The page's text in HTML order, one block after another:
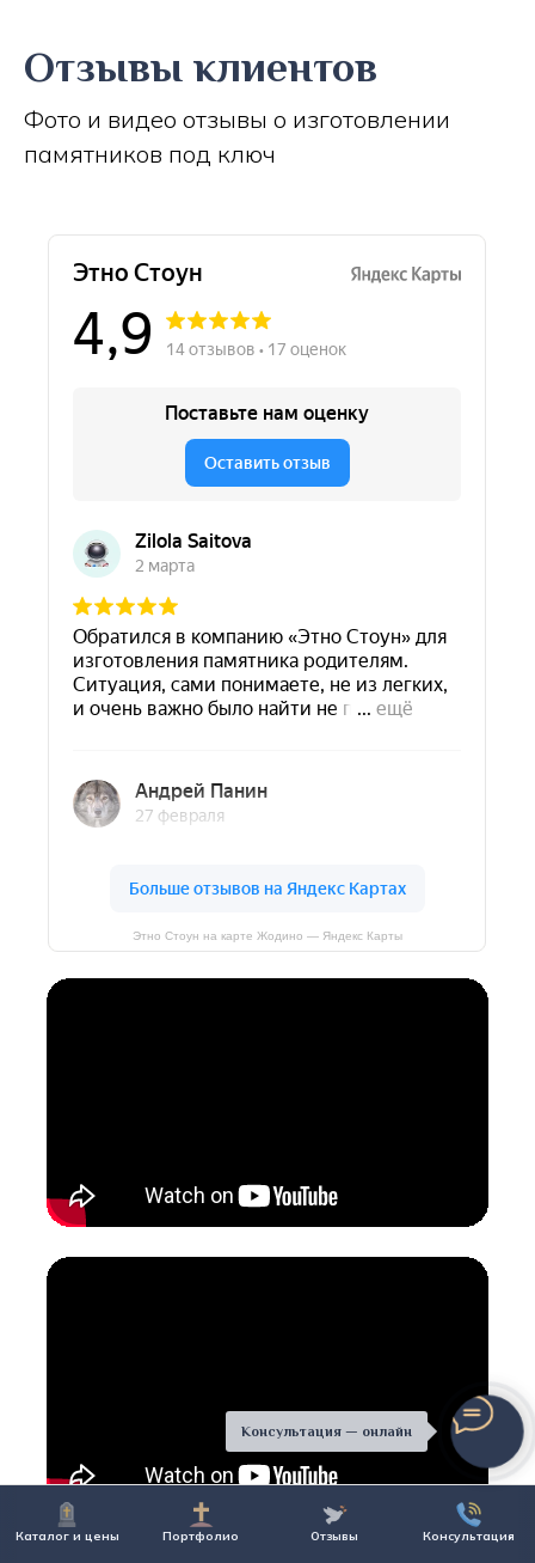
Каталог и цены Портфолио Отзывы Консультация
Консультация — онлайн
Отзывы клиентов
Фото и видео отзывы о изготовлении
памятников под ключ
Этно Стоун на карте Жодино — Яндекс Карты